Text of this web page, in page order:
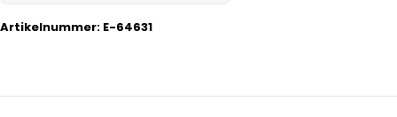
Artikelnummer: E-64631